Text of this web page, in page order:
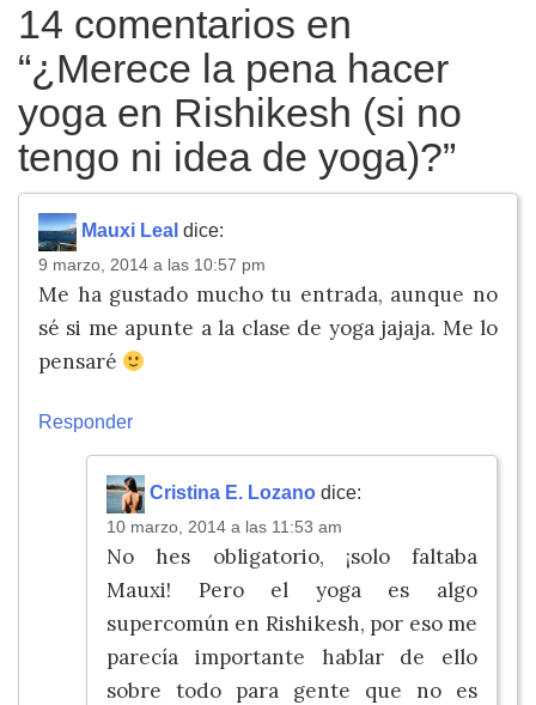
14 comentarios en
“¿Merece la pena hacer
yoga en Rishikesh (si no
tengo ni idea de yoga)?”
Mauxi Leal dice:
9 marzo, 2014 a las 10:57 pm
Me ha gustado mucho tu entrada, aunque no
sé si me apunte a la clase de yoga jajaja. Me lo
pensaré
Responder
Cristina E. Lozano dice:
10 marzo, 2014 a las 11:53 am
No hes obligatorio, ¡solo faltaba
Mauxi! Pero el yoga es algo
supercomún en Rishikesh, por eso me
parecía importante hablar de ello
sobre todo para gente que no es